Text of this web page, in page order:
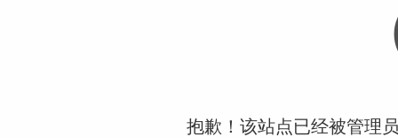
抱歉！该站点已经被管理